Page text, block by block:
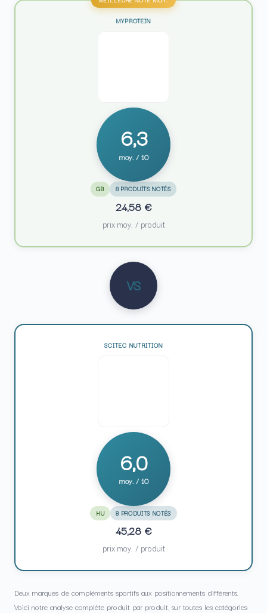
MYPROTEIN
6,3
moy. / 10
GB 8 PRODUITS NOTÉS
24,58 €
prix moy. / produit
VS
SCITEC NUTRITION
6,0
moy. / 10
HU 8 PRODUITS NOTÉS
45,28 €
prix moy. / produit
Deux marques de compléments sportifs aux positionnements différents.
Voici notre analyse complète produit par produit, sur toutes les catégories